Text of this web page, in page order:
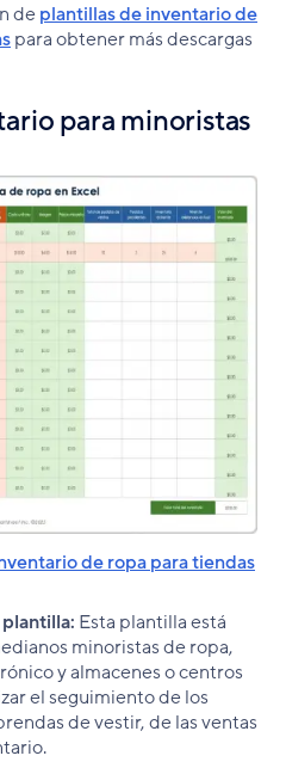
deplantillas de inventario de
para obtener más descargas
para minoristas
de ropa para tiendas
Esta plantilla está
minoristas de ropa,
y almacenes o centros
el seguimiento de los
de vestir, de las ventas